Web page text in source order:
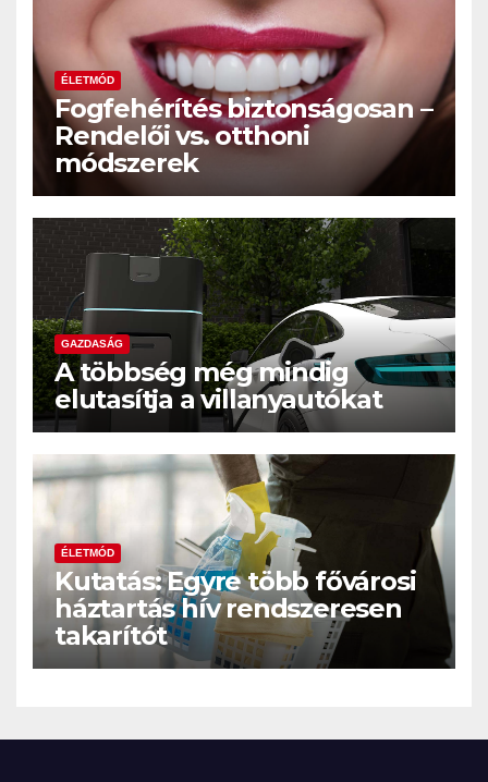
ÉLETMÓD
Fogfehérítés biztonságosan –
Rendelői vs. otthoni
módszerek
GAZDASÁG
A többség még mindig
elutasítja a villanyautókat
ÉLETMÓD
Kutatás: Egyre több fővárosi
háztartás hív rendszeresen
takarítót